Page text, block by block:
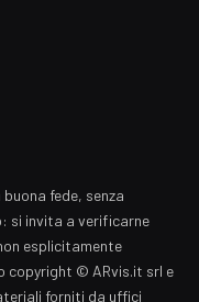
fede, senza
si invita a verificarne
esplicitamente
copyright © ARvis.it srl e
forniti da uffici